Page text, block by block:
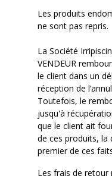
Les produits
ne sont pas repris.
La Société
VENDEUR
le client dans un
réception de
Toutefois, le
jusqu'à
que le client ait
de ces produits, la
premier de ces
Les frais de retour